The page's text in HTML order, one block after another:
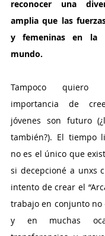
reconocer una
amplia que las
y femeninas en la
mundo.
Tampoco quiero
importancia de
jóvenes son futuro
también?). El tiempo
no es el único que
si decepcioné a unxs
intento de crear el
trabajo en conjunto no
y en muchas